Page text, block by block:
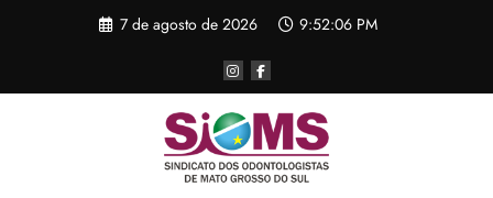
7 de agosto de 2026 9:52:06 PM